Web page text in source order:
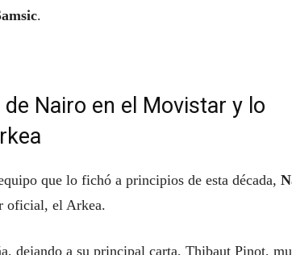
.
Nairo en el Movistar y lo
que lo fichó a principios de esta década,
oficial, el Arkea.
dejando a su principal carta, Thibaut Pinot,